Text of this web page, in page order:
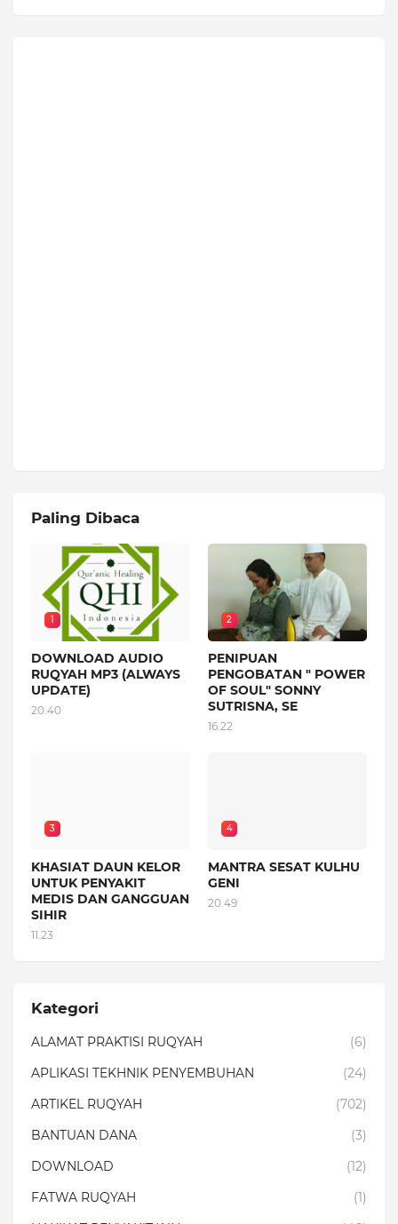
Paling Dibaca
1
DOWNLOAD AUDIO
RUQYAH MP3 (ALWAYS
UPDATE)
20.40
2
PENIPUAN
PENGOBATAN " POWER
OF SOUL" SONNY
SUTRISNA, SE
16.22
3
KHASIAT DAUN KELOR
UNTUK PENYAKIT
MEDIS DAN GANGGUAN
SIHIR
11.23
4
MANTRA SESAT KULHU
GENI
20.49
Kategori
ALAMAT PRAKTISI RUQYAH
(6)
APLIKASI TEKHNIK PENYEMBUHAN
(24)
ARTIKEL RUQYAH
(702)
BANTUAN DANA
(3)
DOWNLOAD
(12)
FATWA RUQYAH
(1)